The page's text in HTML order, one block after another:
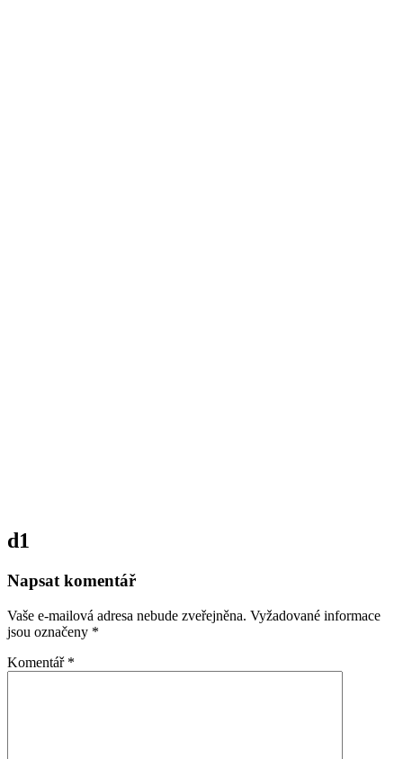
d1
Napsat komentář
Vaše e-mailová adresa nebude zveřejněna. Vyžadované informace
jsou označeny *
Komentář *